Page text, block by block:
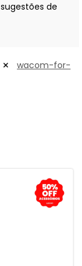
de
wacom-for-